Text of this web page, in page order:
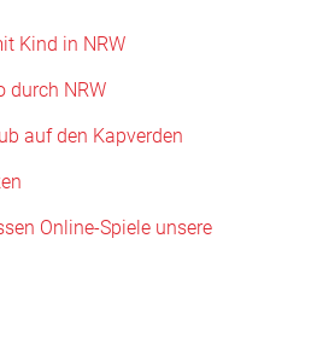
Kind in NRW
durch NRW
auf den Kapverden
Online-Spiele unsere